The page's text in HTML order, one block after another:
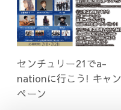
センチュリー21でa-
nationに行こう! キャン
ペーン